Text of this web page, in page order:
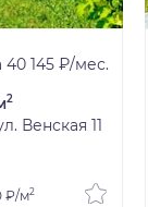
40 145 ₽/мес.
2
Венская 11
₽/м2